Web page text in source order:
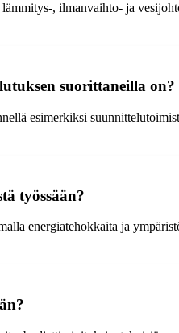
, ilmanvaihto- ja
suorittaneilla on?
esimerkiksi
työssään?
energiatehokkaita ja